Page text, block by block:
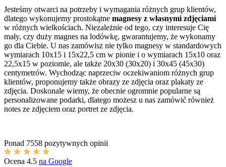
Jesteśmy otwarci na potrzeby i wymagania różnych grup klientów,
dlatego wykonujemy prostokątne magnesy z własnymi zdjęciami
w różnych wielkościach. Niezależnie od tego, czy interesuje Cię
mały, czy duży magnes na lodówkę, gwarantujemy, że wykonamy
go dla Ciebie. U nas zamówisz nie tylko magnesy w standardowych
wymiarach 10x15 i 15x22,5 cm w pionie i o wymiarach 15x10 oraz
22,5x15 w poziomie, ale także 20x30 (30x20) i 30x45 (45x30)
centymetrów. Wychodząc naprzeciw oczekiwaniom różnych grup
klientów, proponujemy także obrazy ze zdjęcia oraz plakaty ze
zdjęcia. Doskonale wiemy, że obecnie ogromnie popularne są
personalizowane podarki, dlatego możesz u nas zamówić również
notes ze zdjęciem oraz portret ze zdjęcia.
Ponad 7558 pozytywnych opinii
Ocena 4.5 na Google